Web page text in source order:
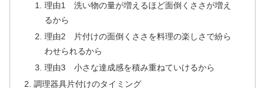
理由1 洗い物の量が増えるほど面倒くささが増え
るから
理由2 片付けの面倒くささを料理の楽しさで紛ら
わせられるから
理由3 小さな達成感を積み重ねていけるから
調理器具片付けのタイミング